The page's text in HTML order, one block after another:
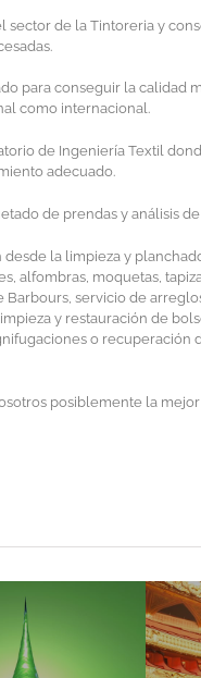
de la Tintoreria y
para conseguir la calidad
como internacional.
de Ingeniería Textil
adecuado.
de prendas y análisis
la limpieza y
alfombras, moquetas,
servicio de
y restauración de
o recuperación
posiblemente la